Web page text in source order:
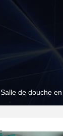
Salle de douche